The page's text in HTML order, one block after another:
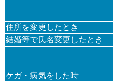
住所を変更したとき
結婚等で氏名変更したとき
ケガ・病気をした時